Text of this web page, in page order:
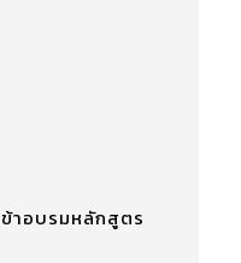
าอบรมหลักสูตร